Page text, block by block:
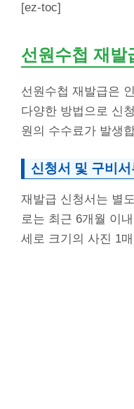
[ez-toc]
선원수첩 재발
선원수첩 재발급은
다양한 방법으로 신
원의 수수료가 발생
신청서 및 구비서
재발급 신청서는 별
로는 최근 6개월 이
세로 크기의 사진 1